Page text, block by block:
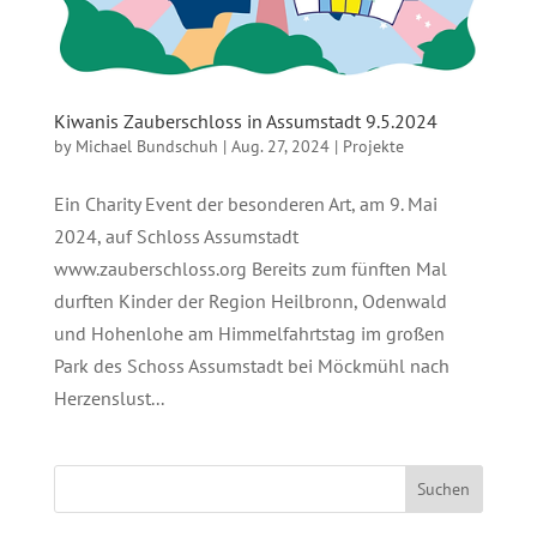
Kiwanis Zauberschloss in Assumstadt 9.5.2024
by Michael Bundschuh | Aug. 27, 2024| Projekte
Ein Charity Event der besonderen Art, am 9. Mai
2024, auf Schloss Assumstadt
www.zauberschloss.org Bereits zum fünften Mal
durften Kinder der Region Heilbronn, Odenwald
und Hohenlohe am Himmelfahrtstag im großen
Park des Schoss Assumstadt bei Möckmühl nach
Herzenslust...